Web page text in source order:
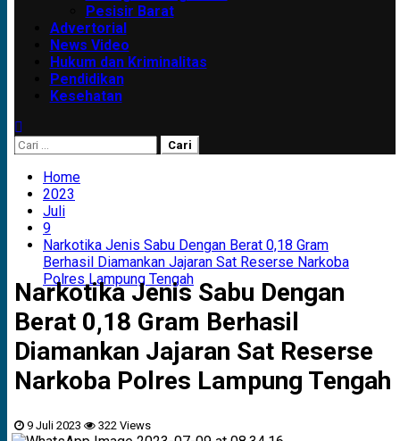
Pesisir Barat
Advertorial
News Video
Hukum dan Kriminalitas
Pendidikan
Kesehatan
Cari
untuk:
Home
2023
Juli
9
Narkotika Jenis Sabu Dengan Berat 0,18 Gram
Berhasil Diamankan Jajaran Sat Reserse Narkoba
Polres Lampung Tengah
Narkotika Jenis Sabu Dengan
Berat 0,18 Gram Berhasil
Diamankan Jajaran Sat Reserse
Narkoba Polres Lampung Tengah
9 Juli 2023 322 Views